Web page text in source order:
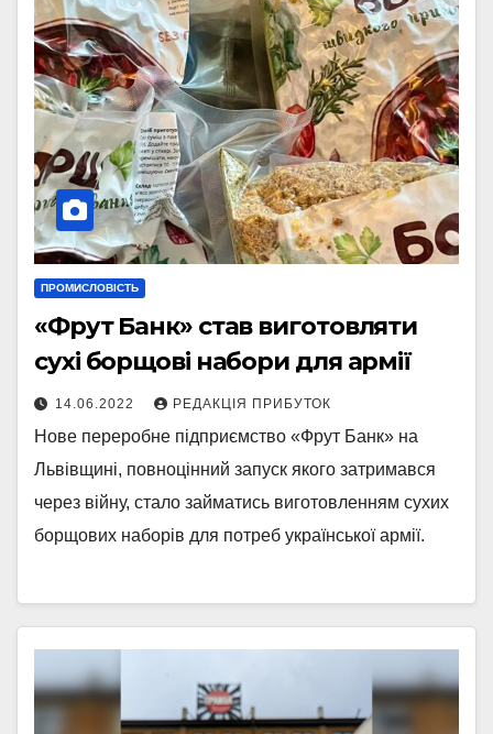
ПРОМИСЛОВІСТЬ
«Фрут Банк» став виготовляти
сухі борщові набори для армії
14.06.2022 РЕДАКЦІЯ ПРИБУТОК
Нове переробне підприємство «Фрут Банк» на
Львівщині, повноцінний запуск якого затримався
через війну, стало займатись виготовленням сухих
борщових наборів для потреб української армії.